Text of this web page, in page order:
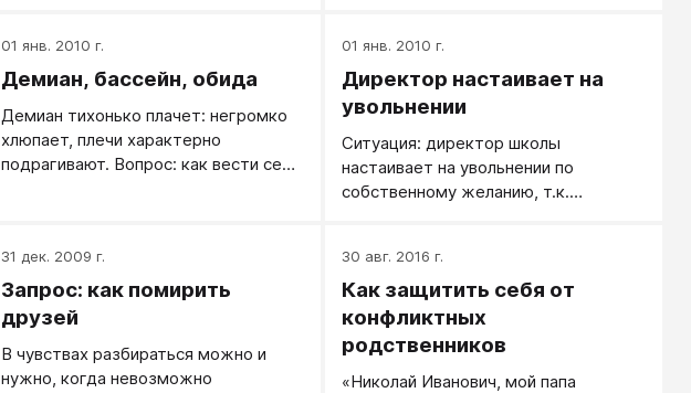
играть, а успеваемость у него
меньше.
01 янв. 2010 г.
Демиан, бассейн, обида
Демиан тихонько плачет: негромко
хлюпает, плечи характерно
подрагивают. Вопрос: как вести себя
01 янв. 2010 г.
Директор настаивает на
увольнении
Ситуация: директор школы
настаивает на увольнении по
собственному желанию, т.к.
31 дек. 2009 г.
Запрос: как помирить
друзей
В чувствах разбираться можно и
нужно, когда невозможно
30 авг. 2016 г.
Как защитить себя от
конфликтных
родственников
«Николай Иванович, мой папа